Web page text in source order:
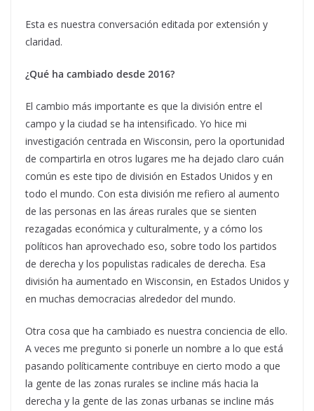
Esta es nuestra conversación editada por extensión y
claridad.
¿Qué ha cambiado desde 2016?
El cambio más importante es que la división entre el
campo y la ciudad se ha intensificado. Yo hice mi
investigación centrada en Wisconsin, pero la oportunidad
de compartirla en otros lugares me ha dejado claro cuán
común es este tipo de división en Estados Unidos y en
todo el mundo. Con esta división me refiero al aumento
de las personas en las áreas rurales que se sienten
rezagadas económica y culturalmente, y a cómo los
políticos han aprovechado eso, sobre todo los partidos
de derecha y los populistas radicales de derecha. Esa
división ha aumentado en Wisconsin, en Estados Unidos y
en muchas democracias alrededor del mundo.
Otra cosa que ha cambiado es nuestra conciencia de ello.
A veces me pregunto si ponerle un nombre a lo que está
pasando políticamente contribuye en cierto modo a que
la gente de las zonas rurales se incline más hacia la
derecha y la gente de las zonas urbanas se incline más